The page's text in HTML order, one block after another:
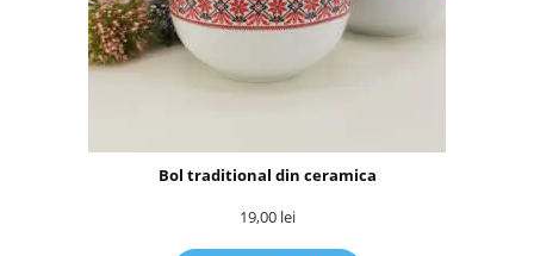
Bol traditional din ceramica
19,00 lei